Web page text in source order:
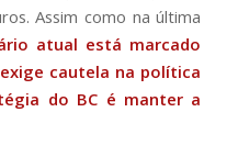
Assim como na última
atual está marcado
cautela na política
do BC é manter a